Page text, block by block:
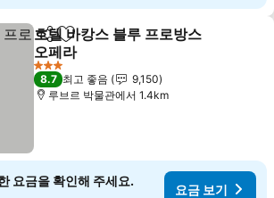
공유 즐겨찾기에 추가
호텔 바캉스 블루 프로방스
오페라
요금 보기
3 성급
8.7 최고 좋음
9,150
루브르 박물관에서 1.4km
요금을 확인해 주세요.
요금 보기